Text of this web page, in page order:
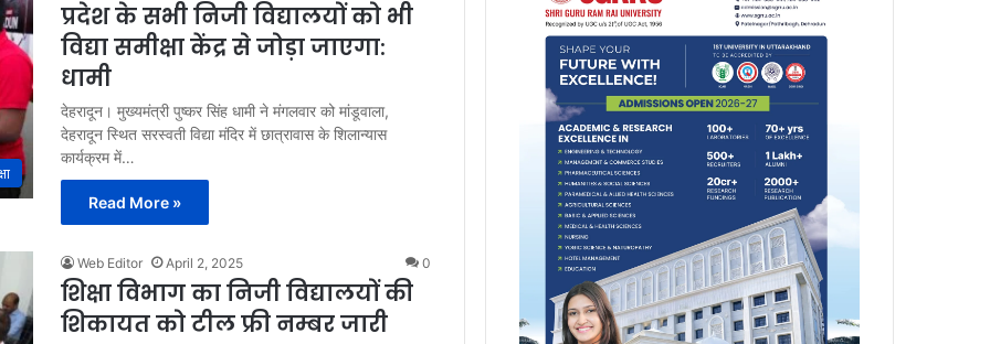
प्रदेश के सभी निजी विद्यालयों को भी
विद्या समीक्षा केंद्र से जोड़ा जाएगा:
धामी
देहरादून। मुख्यमंत्री पुष्कर सिंह धामी ने मंगलवार को मांडूवाला,
देहरादून स्थित सरस्वती विद्या मंदिर में छात्रावास के शिलान्यास
कार्यक्रम में…
Read More »
Web Editor April 2, 2025 0
शिक्षा विभाग का निजी विद्यालयों की
शिकायत को टील फ्री नम्बर जारी